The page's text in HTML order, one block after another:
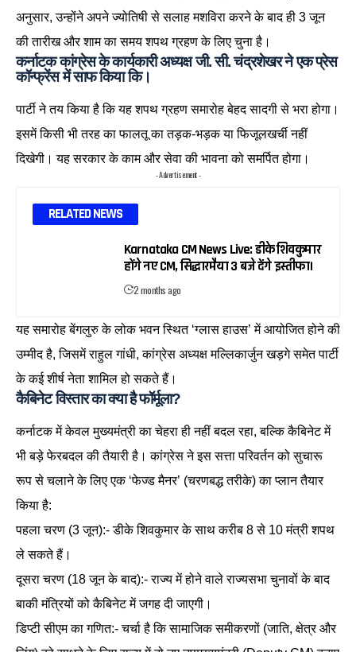
अनुसार, उन्होंने अपने ज्योतिषी से सलाह मशविरा करने के बाद ही 3 जून
की तारीख और शाम का समय शपथ ग्रहण के लिए चुना है।
कर्नाटक कांग्रेस के कार्यकारी अध्यक्ष जी. सी. चंद्रशेखर ने एक प्रेस
कॉन्फ्रेंस में साफ किया कि।
पार्टी ने तय किया है कि यह शपथ ग्रहण समारोह बेहद सादगी से भरा होगा।
इसमें किसी भी तरह का फालतू का तड़क-भड़क या फिजूलखर्ची नहीं
दिखेगी। यह सरकार के काम और सेवा की भावना को समर्पित होगा।
- Advertisement -
RELATED NEWS
Karnataka CM News Live: डीके शिवकुमार
होंगे नए CM, सिद्धारमैया 3 बजे देंगे इस्तीफा।
2 months ago
यह समारोह बेंगलुरु के लोक भवन स्थित ‘ग्लास हाउस’ में आयोजित होने की
उम्मीद है, जिसमें राहुल गांधी, कांग्रेस अध्यक्ष मल्लिकार्जुन खड़गे समेत पार्टी
के कई शीर्ष नेता शामिल हो सकते हैं।
कैबिनेट विस्तार का क्या है फॉर्मूला?
कर्नाटक में केवल मुख्यमंत्री का चेहरा ही नहीं बदल रहा, बल्कि कैबिनेट में
भी बड़े फेरबदल की तैयारी है। कांग्रेस ने इस सत्ता परिवर्तन को सुचारू
रूप से चलाने के लिए एक ‘फेज्ड मैनर’ (चरणबद्ध तरीके) का प्लान तैयार
किया है:
पहला चरण (3 जून):- डीके शिवकुमार के साथ करीब 8 से 10 मंत्री शपथ
ले सकते हैं।
दूसरा चरण (18 जून के बाद):- राज्य में होने वाले राज्यसभा चुनावों के बाद
बाकी मंत्रियों को कैबिनेट में जगह दी जाएगी।
डिप्टी सीएम का गणित:- चर्चा है कि सामाजिक समीकरणों (जाति, क्षेत्र और